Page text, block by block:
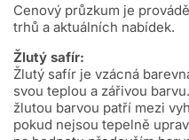
Cenový průzkum je
trhů a aktuálních nabídek.
Žlutý safír:
Žlutý safír je vzácná
svou teplou a zářivou
žlutou barvou patří mezi
pokud nejsou tepelně